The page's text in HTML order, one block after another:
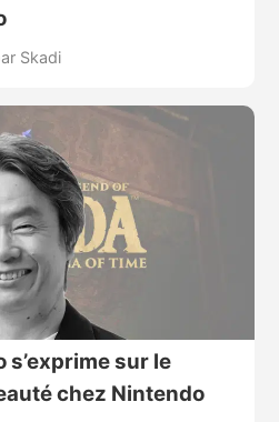
Skadi
s’exprime sur le
chez Nintendo